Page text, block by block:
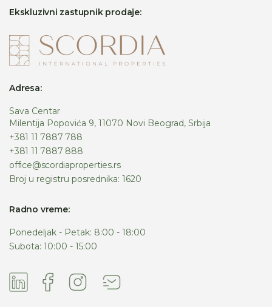
Ekskluzivni zastupnik prodaje:
Adresa:
Sava Centar
Milentija Popovića 9, 11070 Novi Beograd, Srbija
+381 11 7887 788
+381 11 7887 888
office@scordiaproperties.rs
Broj u registru posrednika: 1620
Radno vreme:
Ponedeljak - Petak: 8:00 - 18:00
Subota: 10:00 - 15:00